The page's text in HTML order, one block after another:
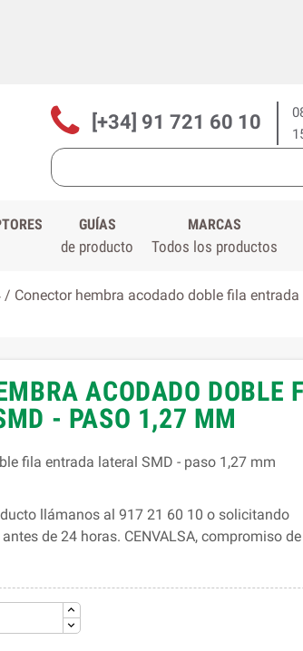
[+34] 91 721 60 10
GUÍAS
de producto
MARCAS
Todos los productos
/ Conector hembra acodado doble fila entrada
ACODADO DOBLE
- PASO 1,27 MM
fila entrada lateral SMD - paso 1,27 mm
llámanos al 917 21 60 10 o solicitando
de 24 horas. CENVALSA, compromiso de